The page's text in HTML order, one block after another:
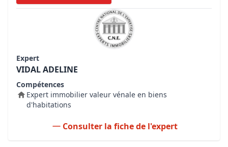
Expert
VIDAL ADELINE
Compétences
Expert immobilier valeur vénale en biens
d'habitations
Consulter la fiche de l'expert